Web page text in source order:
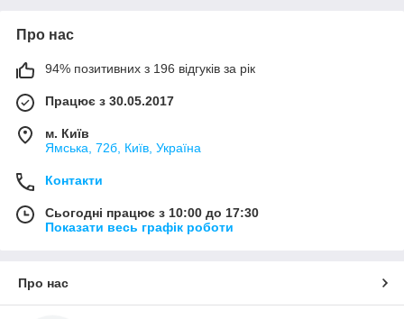
Про нас
94% позитивних з 196 відгуків за рік
Працює з 30.05.2017
м. Київ
Ямська, 72б, Київ, Україна
Контакти
Сьогодні працює з 10:00 до 17:30
Показати весь графік роботи
Про нас